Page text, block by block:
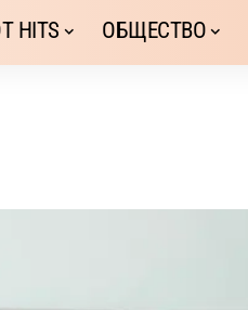
HITS ОБЩЕСТВО